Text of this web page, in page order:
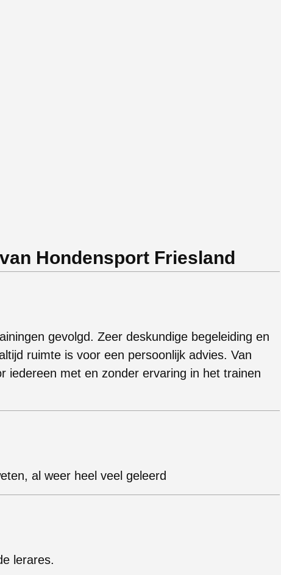
Hondensport Friesland
gevolgd. Zeer deskundige begeleiding en
ruimte is voor een persoonlijk advies. Van
iedereen met en zonder ervaring in het trainen
al weer heel veel geleerd
lerares.